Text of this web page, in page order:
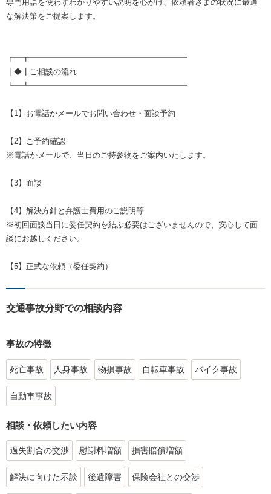
専門用語を使わずわかりやすい説明を心がけ、依頼者さまの状況に最適
な解決策をご提案します。
┏━┳━━━━━━━━━━━━━━━━━━━━
┃◆┃ご相談の流れ
┗━┻━━━━━━━━━━━━━━━━━━━━
【1】お電話かメールでお問い合わせ・面談予約
【2】ご予約確認
※電話かメールで、当日のご持参物をご案内いたします。
【3】面談
【4】解決方針と弁護士費用のご説明等
※初回面談当日に委任契約を結ぶ必要はございませんので、安心して面
談にお越しください。
【5】正式な依頼（委任契約）
交通事故分野での相談内容
事故の特徴
死亡事故 人身事故 物損事故 自転車事故 バイク事故
自動車事故
相談・依頼したい内容
過失割合の交渉 慰謝料増額 損害賠償増額
解決に向けた示談 後遺障害 保険会社との交渉